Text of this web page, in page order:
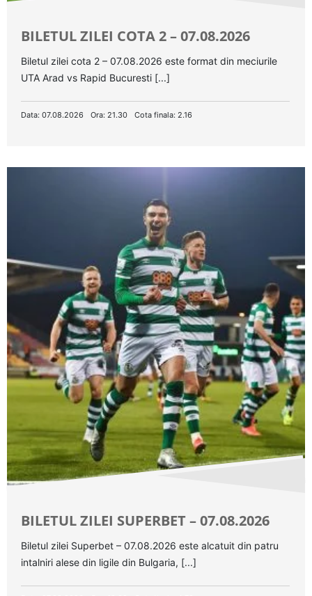
BILETUL ZILEI COTA 2 – 07.08.2026
Biletul zilei cota 2 – 07.08.2026 este format din meciurile
UTA Arad vs Rapid Bucuresti [...]
Data: 07.08.2026 Ora: 21.30 Cota finala: 2.16
BILETUL ZILEI SUPERBET – 07.08.2026
Biletul zilei Superbet – 07.08.2026 este alcatuit din patru
intalniri alese din ligile din Bulgaria, [...]